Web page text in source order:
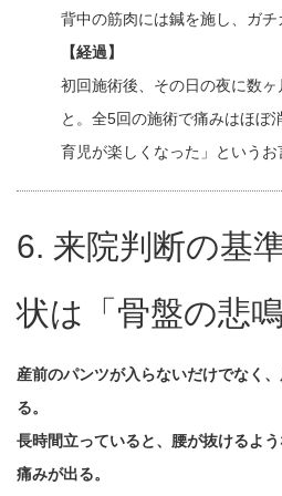
背中の筋肉には鍼を施し、ガチ
【経過】
初回施術後、その日の夜に数
と。全5回の施術で痛みはほぼ
育児が楽しくなった」というお
6. 来院判断の基
状は「骨盤の悲
産前のパンツが入らないだけでなく
る。
長時間立っていると、腰が抜けるよ
痛みが出る。